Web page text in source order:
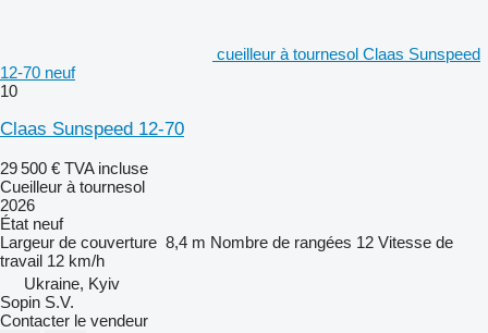
cueilleur à tournesol Claas Sunspeed
12-70 neuf
10
Claas Sunspeed 12-70
29 500 € TVA incluse
Cueilleur à tournesol
2026
État neuf
Largeur de couverture 8,4 m Nombre de rangées 12 Vitesse de
travail 12 km/h
Ukraine, Kyiv
Sopin S.V.
Contacter le vendeur